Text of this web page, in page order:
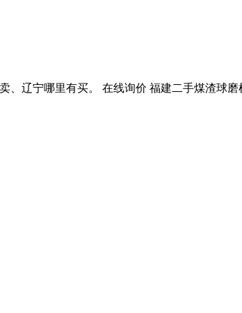
辽宁哪里有买。 在线询价 福建二手煤渣球